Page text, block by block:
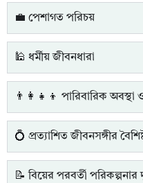
💼 পেশাগত পরিচয়
🕌 ধর্মীয় জীবনধারা
👨‍👩‍👧‍👦 পারিবারিক অবস্থা
💍 প্রত্যাশিত জীবনসঙ্গীর
📝 বিয়ের পরবর্তী পরিকল্পনার